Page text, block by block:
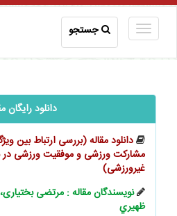
جستجو
دانلود رایگان
دانلود مقاله (بررسی ارتباط
مشارکت ورزشی و موفقیت ورزشی در
غیرورزشی‬)
نویسندگان مقاله : مرتضی
ظهيري